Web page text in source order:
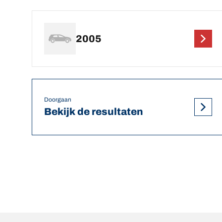
2005
Doorgaan
Bekijk de resultaten